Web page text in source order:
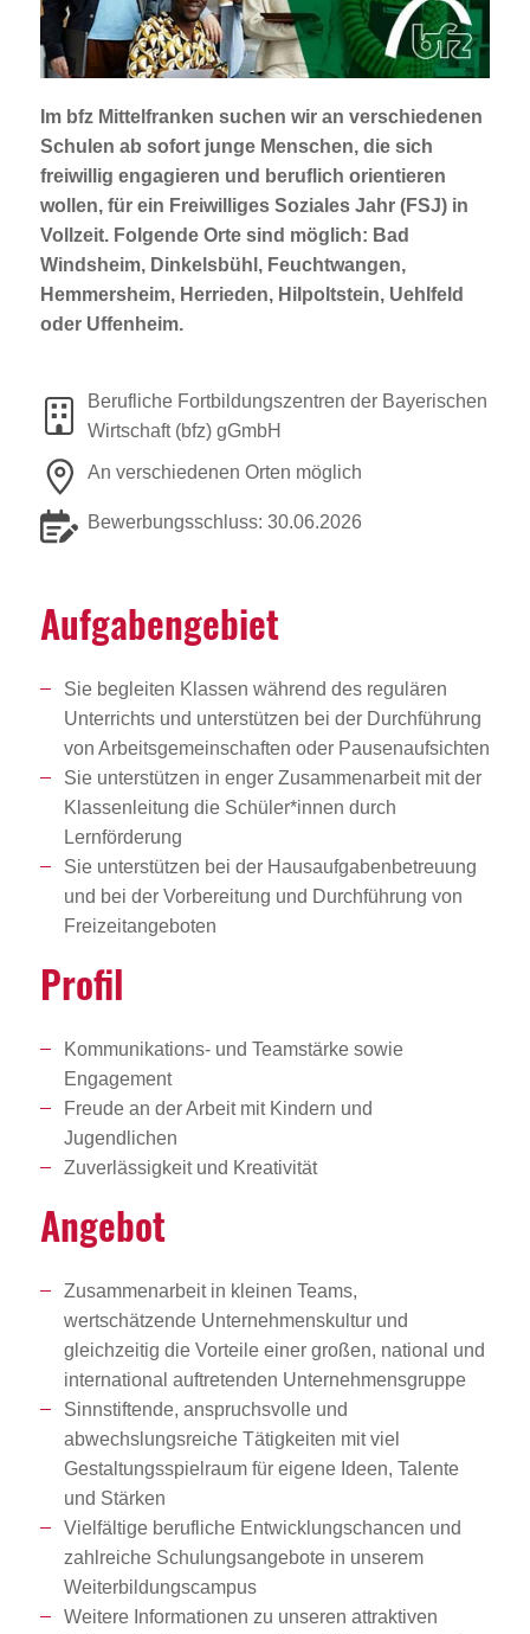
Jobportal
Presse und Medien
bbw e. V.
Karriere
Presse
Im bfz Mittelfranken suchen wir an verschiedenen
Schulen ab sofort junge Menschen, die sich
freiwillig engagieren und beruflich orientieren
wollen, für ein Freiwilliges Soziales Jahr (FSJ)in
Vollzeit. Folgende Orte sind möglich: Bad
Windsheim, Dinkelsbühl, Feuchtwangen,
Hemmersheim, Herrieden, Hilpoltstein, Uehlfeld
oder Uffenheim.
Berufliche Fortbildungszentren der Bayerischen
Wirtschaft (bfz) gGmbH
An verschiedenen Orten möglich
Bewerbungsschluss: 30.06.2026
Aufga­ben­ge­biet
Sie begleiten Klassen während des regulären
Unterrichts und unterstützen bei der Durchführung
von Arbeitsgemeinschaften oder Pausenaufsichten
Sie unterstützen in enger Zusammenarbeit mit der
Klassenleitung die Schüler*innen durch
Lernförderung
Sie unterstützen bei der Hausaufgabenbetreuung
und bei der Vorbereitung und Durchführung von
Freizeitangeboten
Profil
Kommunikations- und Teamstärke sowie
Engagement
Freude an der Arbeit mit Kindern und
Jugendlichen
Zuverlässigkeit und Kreativität
Angebot
Zusammenarbeit in kleinen Teams,
wertschätzende Unternehmenskultur und
gleichzeitig die Vorteile einer großen, national und
international auftretenden Unternehmensgruppe
Sinnstiftende, anspruchsvolle und
abwechslungsreiche Tätigkeiten mit viel
Gestaltungsspielraum für eigene Ideen, Talente
und Stärken
Vielfältige berufliche Entwicklungschancen und
zahlreiche Schulungsangebote in unserem
Weiterbildungscampus
Weitere Informationen zu unseren attraktiven